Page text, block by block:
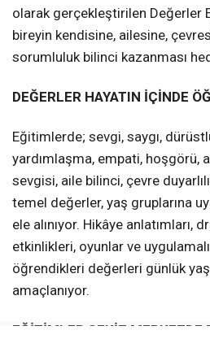
olarak gerçekleştirilen Değerler
bireyin kendisine, ailesine,
sorumluluk bilinci kazanması
DEĞERLER HAYATIN İÇİNDE
Eğitimlerde; sevgi, saygı,
yardımlaşma, empati, hoşgörü,
sevgisi, aile bilinci, çevre
temel değerler, yaş gruplarına
ele alınıyor. Hikâye anlatımları,
etkinlikleri, oyunlar ve
öğrendikleri değerleri günlük
amaçlanıyor.
EĞİTİMLER SEKİZ MERKEZDE